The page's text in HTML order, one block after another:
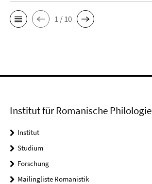
1 / 10
Institut für Romanische Philologie
Institut
Studium
Forschung
Mailingliste Romanistik